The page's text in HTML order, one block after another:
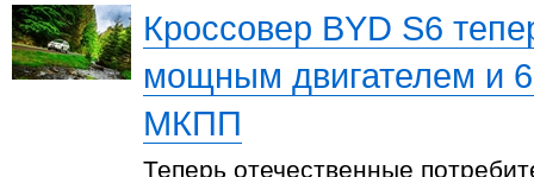
Кроссовер BYD S6
мощным двигателем и
МКПП
Теперь отечественные